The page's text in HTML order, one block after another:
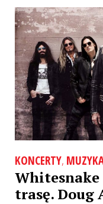
KONCERTY,
Whitesnake
trasę. Doug